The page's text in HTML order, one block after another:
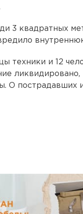
3 квадратных
техники и 12
О пострадавших